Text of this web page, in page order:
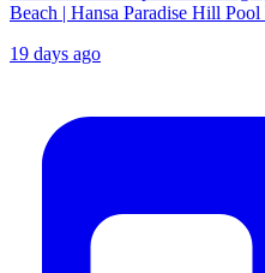
Beach | Hansa Paradise Hill
19 days ago